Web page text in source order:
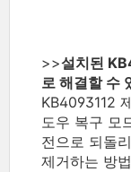
>>설치된
로 해결할 수
KB4093112
도우 복구 모
전으로 되돌
제거하는 방